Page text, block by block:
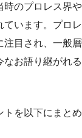
時のプロレス界や
ています。プロレ
注目され、一般層
なお語り継がれる
トを以下にまとめ